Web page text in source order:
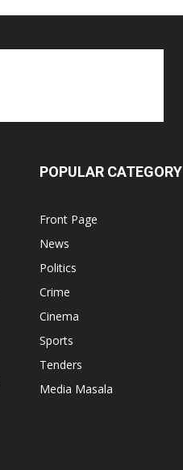
POPULAR CATEGORY
Front Page
News
Politics
Crime
Cinema
Sports
Tenders
Media Masala